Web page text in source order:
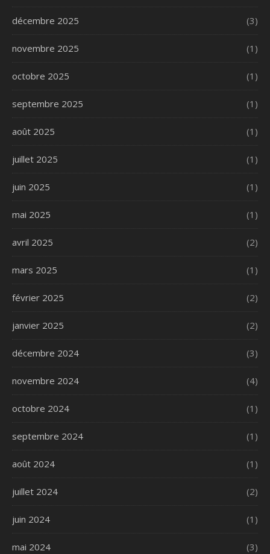
décembre 2025 (3)
novembre 2025 (1)
octobre 2025 (1)
septembre 2025 (1)
août 2025 (1)
juillet 2025 (1)
juin 2025 (1)
mai 2025 (1)
avril 2025 (2)
mars 2025 (1)
février 2025 (2)
janvier 2025 (2)
décembre 2024 (3)
novembre 2024 (4)
octobre 2024 (1)
septembre 2024 (1)
août 2024 (1)
juillet 2024 (2)
juin 2024 (1)
mai 2024 (3)